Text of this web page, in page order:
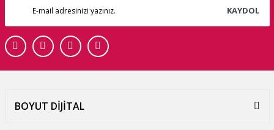
KAYDOL
BOYUT DİJİTAL